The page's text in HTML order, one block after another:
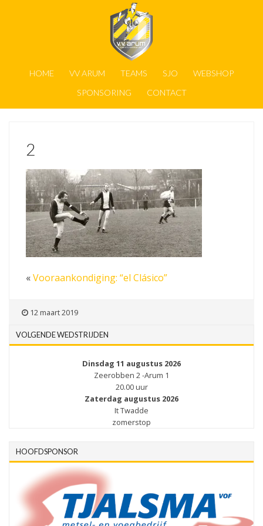
HOME VV ARUM TEAMS SJO
WEBSHOP
SPONSORING
CONTACT
2
«Vooraankondiging: “el Clásico”
12 maart 2019
VOLGENDE WEDSTRIJDEN
Dinsdag 11 augustus 2026
Zeerobben 2 -Arum 1
20.00 uur
Zaterdag augustus 2026
It Twadde
zomerstop
HOOFDSPONSOR